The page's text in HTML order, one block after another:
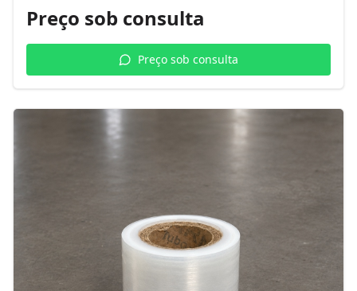
Preço sob consulta
Preço sob consulta